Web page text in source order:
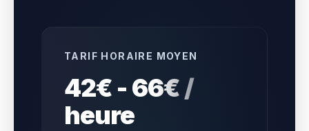
TARIF HORAIRE MOYEN
42€ - 66€ /
heure